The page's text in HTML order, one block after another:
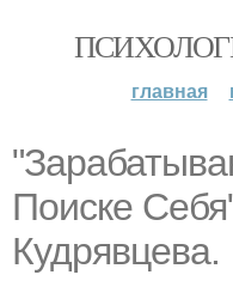
главная
Поиске
Кудрявцева.